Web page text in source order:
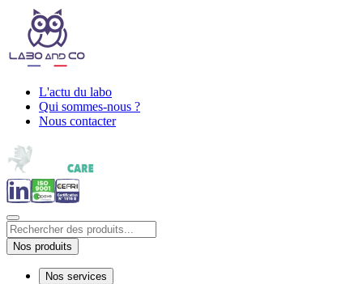
L'actu du labo
Qui sommes-nous ?
Nous contacter
Nos produits
Nos services